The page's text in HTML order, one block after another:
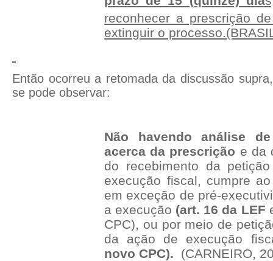
reconhecer a prescrição
extinguir o
Então ocorreu a retomada da discussão
se pode observar:
Não havendo análise
acerca da prescrição e da
do recebimento da
execução fiscal, cumpre
em exceção de pré-
a execução (art. 16 da LEF
CPC), ou por meio de
da ação de execução
novo CPC).
(CARNEIRO,